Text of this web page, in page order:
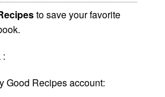
to save your favorite
:
Good Recipes account: